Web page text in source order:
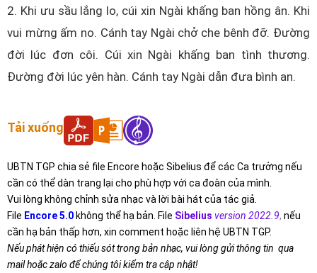
2. Khi ưu sầu lắng lo, cúi xin Ngài khấng ban hồng ân. Khi
vui mừng ấm no. Cánh tay Ngài chở che bênh đỡ. Đường
đời lúc đơn côi. Cúi xin Ngài khấng ban tình thương.
Đường đời lúc yên hàn. Cánh tay Ngài dẫn đưa bình an.
Tải xuống
UBTN TGP chia sẻ file Encore hoặc Sibelius để các Ca trưởng nếu
cần có thể dàn trang lại cho phù hợp với ca đoàn của mình.
Vui lòng không chỉnh sửa nhạc và lời bài hát của tác giả.
File Encore 5.0không thể hạ bản. File Sibelius version 2022.9, nếu
cần hạ bản thấp hơn, xin comment hoặc liên hệ UBTN TGP.
Nếu phát hiện có thiếu sót trong bản nhạc, vui lòng gửi thông tin qua
mail hoặc zalo để chúng tôi kiểm tra cập nhật!